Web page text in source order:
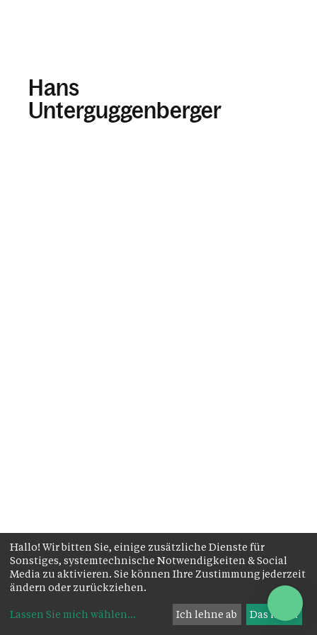
Hans
Unterguggenberger
Hallo! Wir bitten Sie, einige zusätzliche Dienste für
Sonstiges, systemtechnische Notwendigkeiten & Social
Media zu aktivieren. Sie können Ihre Zustimmung jederzeit
ändern oder zurückziehen.
Lassen Sie mich wählen... Ich lehne ab Das ist ok